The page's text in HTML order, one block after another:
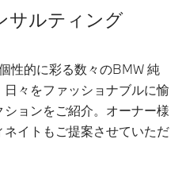
サルティング
性的に彩る数々のBMW 純
々をファッショナブルに愉
ョンをご紹介。オーナー様
イトもご提案させていただ